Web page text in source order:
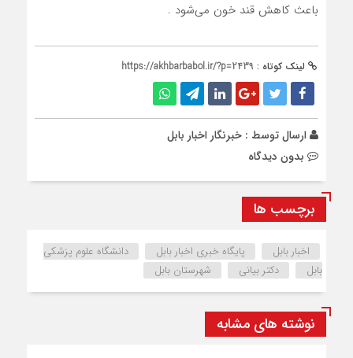
باعث کاهش قند خون می‌شود .
لینک کوتاه : https://akhbarbabol.ir/?p=2439
ارسال توسط : خبرنگار اخبار بابل
بدون دیدگاه
برچسب ها
اخبار بابل پایگاه خبری اخبار بابل
دانشگاه علوم پزشکی
بابل
دکتر بیانی شهرستان بابل
نوشته های مشابه